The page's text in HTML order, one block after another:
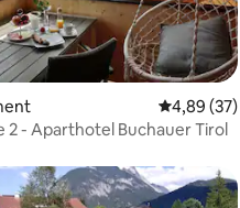
la base de 46 commentaires :
4,89 (37)
2 - Aparthotel Buchauer Tirol